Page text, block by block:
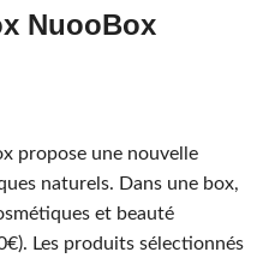
NuooBox
propose une nouvelle
naturels. Dans une box,
et beauté
Les produits sélectionnés